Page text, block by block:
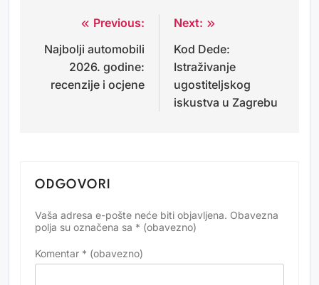
Navigacija
objava
Previous:
Najbolji automobili
2026. godine:
recenzije i ocjene
Next:
Kod Dede:
Istraživanje
ugostiteljskog
iskustva u Zagrebu
ODGOVORI
Vaša adresa e-pošte neće biti objavljena. Obavezna
polja su označena sa * (obavezno)
Komentar * (obavezno)
Alternative: